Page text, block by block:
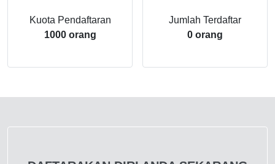
Kuota Pendaftaran
1000 orang
Jumlah Terdaftar
0 orang